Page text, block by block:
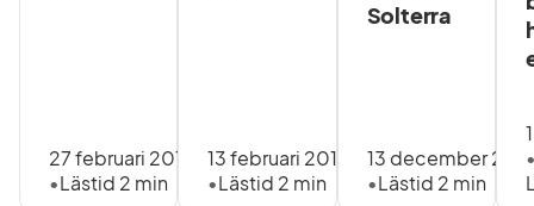
ser vi till att din
bilaffär blir så trygg
27 februari 2019
•Lästid 2 min
13 februari 2019
•Lästid 2 min
Solterra
13 december
•Lästid 2 min